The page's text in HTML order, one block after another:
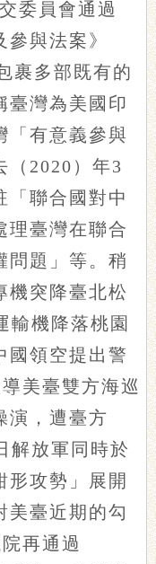
委員會通過
參與法案》
裹多部既有的
臺灣為美國印
「有意義參與
（2020）年3
「聯合國對中
理臺灣在聯合
問題」等。稍
機突降臺北松
輸機降落桃園
國領空提出警
美臺雙方海巡
演，遭臺方
解放軍同時於
形攻勢」展開
美臺近期的勾
再通過